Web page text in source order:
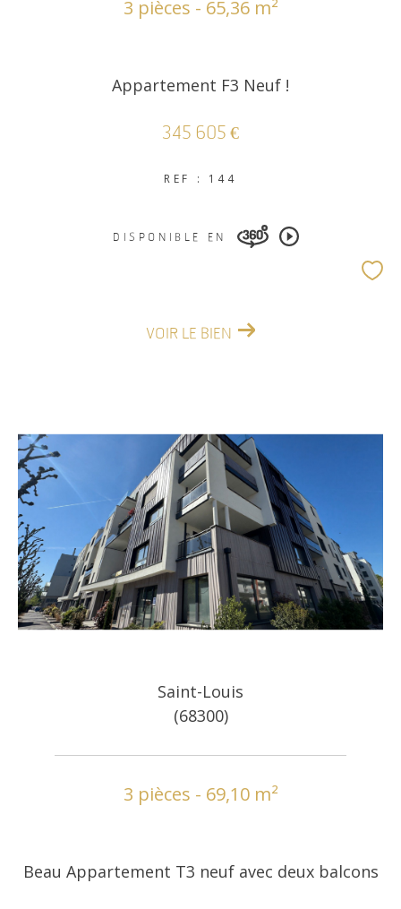
3 pièces - 65,36 m²
Appartement F3 Neuf !
345 605 €
REF : 144
DISPONIBLE EN
VOIR LE BIEN
Saint-Louis
(68300)
3 pièces - 69,10 m²
Beau Appartement T3 neuf avec deux balcons